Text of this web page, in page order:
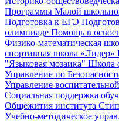
Программы Малой
Подготовка к ЕГЭ
олимпиаде Помощь в
Физико-математическая
спортивная школа «Лидер»
"Языковая мозаика" Школа
Управление по
Управление
Социальная поддержка
Общежития института
Учебно-методическое